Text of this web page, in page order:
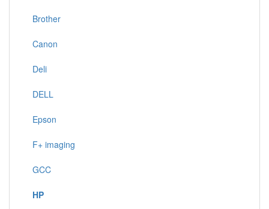
Brother
Canon
Deli
DELL
Epson
F+ imaging
GCC
HP